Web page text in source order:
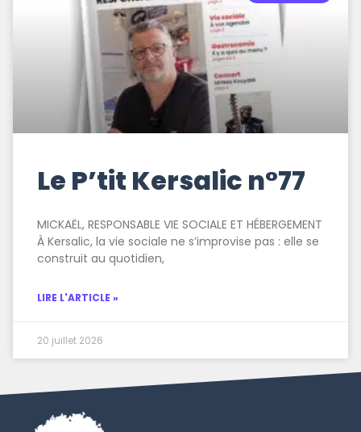
Le P’tit Kersalic n°77
MICKAËL, RESPONSABLE VIE SOCIALE ET HÉBERGEMENT
À Kersalic, la vie sociale ne s’improvise pas : elle se
construit au quotidien,
LIRE L'ARTICLE »
20 juillet 2026